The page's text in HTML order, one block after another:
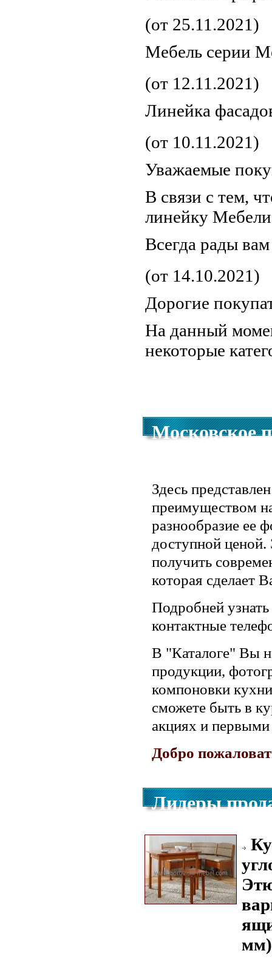
(от 25.11.2021)
Мебель серии
(от 12.11.2021)
Линейка
(от 10.11.2021)
Уважаемые
В связи с тем,
линейку Мебели
Всегда рады
(от 14.10.2021)
Дорогие
На данный
некоторые
Московское
Здесь
преимуществом
разнообразие ее
доступной
получить
которая
Подробней
контактные
В "Каталоге" Вы
продукции,
компоновки
сможете быть в
акциях и
Добро
Лидеры
мм)